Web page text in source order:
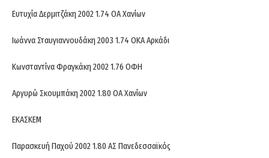
Ευτυχία Δερμιτζάκη 2002 1.74 ΟΑ Χανίων
Ιωάννα Σταυγιαννουδάκη 2003 1.74 ΟΚΑ Αρκάδι
Κωνσταντίνα Φραγκάκη 2002 1.76 ΟΦΗ
Αργυρώ Σκουμπάκη 2002 1.80 ΟΑ Χανίων
ΕΚΑΣΚΕΜ
Παρασκευή Παχού 2002 1.80 ΑΣ Πανεδεσσαϊκός